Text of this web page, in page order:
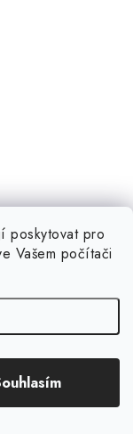
poskytovat pro
Vašem počítači
lahvička 2,2 x 6,5
Kód:90189
Dies Label -